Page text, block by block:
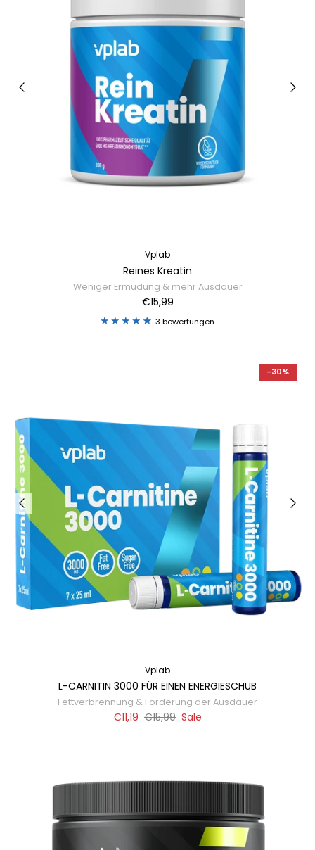
Vplab
Reines Kreatin
Weniger Ermüdung & mehr Ausdauer
€15,99
3 bewertungen
-30%
Vplab
L-CARNITIN 3000 FÜR EINEN ENERGIESCHUB
Fettverbrennung & Förderung der Ausdauer
€11,19 €15,99 Sale